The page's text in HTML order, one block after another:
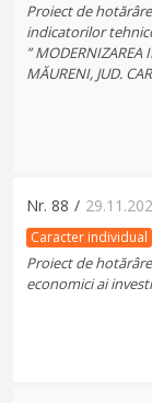
Proiect de
indicatorilor
” MODERNIZAREA
MĂURENI, JUD.
Nr. 88 /
Caracter individual
Proiect de
economici ai